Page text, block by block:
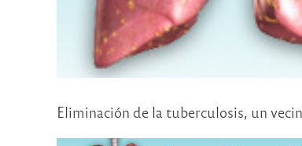
Eliminación de la tuberculosis, un